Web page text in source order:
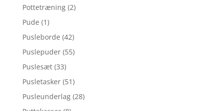
Pottetræning (2)
Pude (1)
Pusleborde (42)
Puslepuder (55)
Puslesæt (33)
Pusletasker (51)
Pusleunderlag (28)